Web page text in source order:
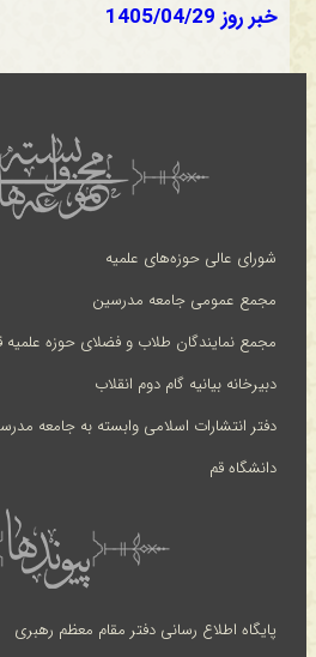
خبر روز 1405/04/29
شورای عالی حوزه‌های علمیه
مجمع عمومی جامعه مدرسین
مجمع نمایندگان طلاب و فضلای حوزه علمیه
دبیرخانه بیانیه گام دوم انقلاب
دفتر انتشارات اسلامی وابسته به جامعه
دانشگاه قم
پایگاه اطلاع رسانی دفتر مقام معظم رهبری